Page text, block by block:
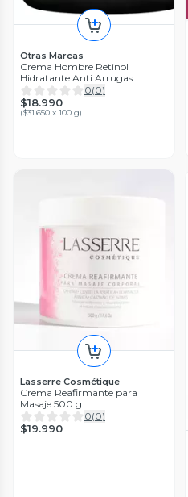
Otras Marcas
Crema Hombre Retinol
Hidratante Anti Arrugas
Reafirmante
0(0)
$18.990
($31.650 x 100 g)
Lasserre Cosmétique
Crema Reafirmante para
Masaje 500 g
0(0)
$19.990